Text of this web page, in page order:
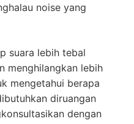
noise yang
suara lebih tebal
menghilangkan lebih
mengetahui berapa
diruangan
dengan